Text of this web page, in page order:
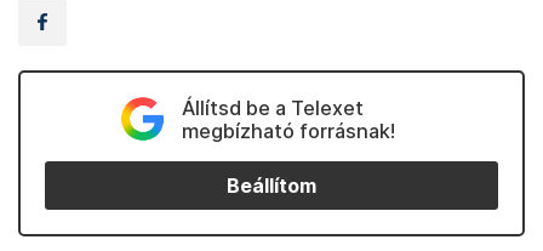
Állítsd be a Telexet
megbízható forrásnak!
Beállítom